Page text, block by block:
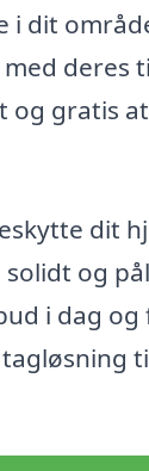
i dit
deres
og gratis
dit
og
i dag og